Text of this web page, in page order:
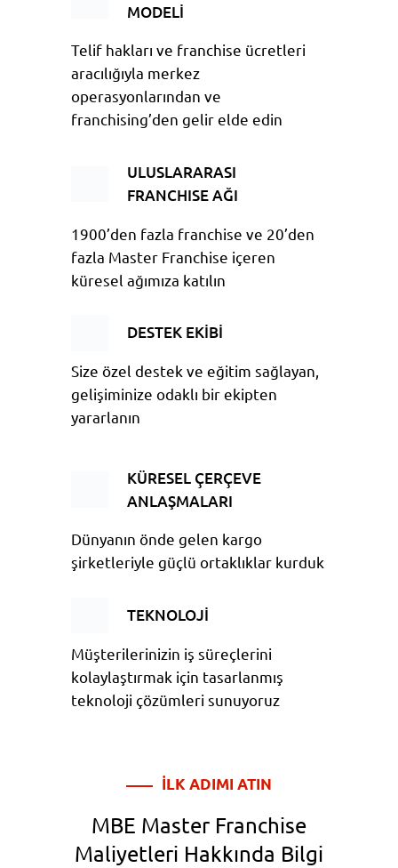
MODELİ
Telif hakları ve franchise ücretleri
aracılığıyla merkez
operasyonlarından ve
franchising’den gelir elde edin
ULUSLARARASI
FRANCHISE AĞI
1900’den fazla franchise ve 20’den
fazla Master Franchise içeren
küresel ağımıza katılın
DESTEK EKİBİ
Size özel destek ve eğitim sağlayan,
gelişiminize odaklı bir ekipten
yararlanın
KÜRESEL ÇERÇEVE
ANLAŞMALARI
Dünyanın önde gelen kargo
şirketleriyle güçlü ortaklıklar kurduk
TEKNOLOJİ
Müşterilerinizin iş süreçlerini
kolaylaştırmak için tasarlanmış
teknoloji çözümleri sunuyoruz
İLK ADIMI ATIN
MBE Master Franchise
Maliyetleri Hakkında Bilgi